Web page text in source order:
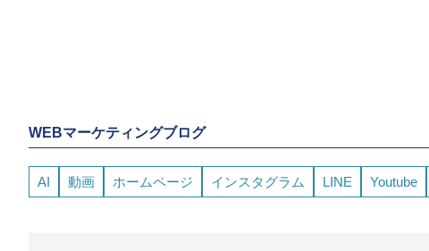
WEBマーケティングブログ
AI 動画 ホームページ インスタグラム LINE Youtube